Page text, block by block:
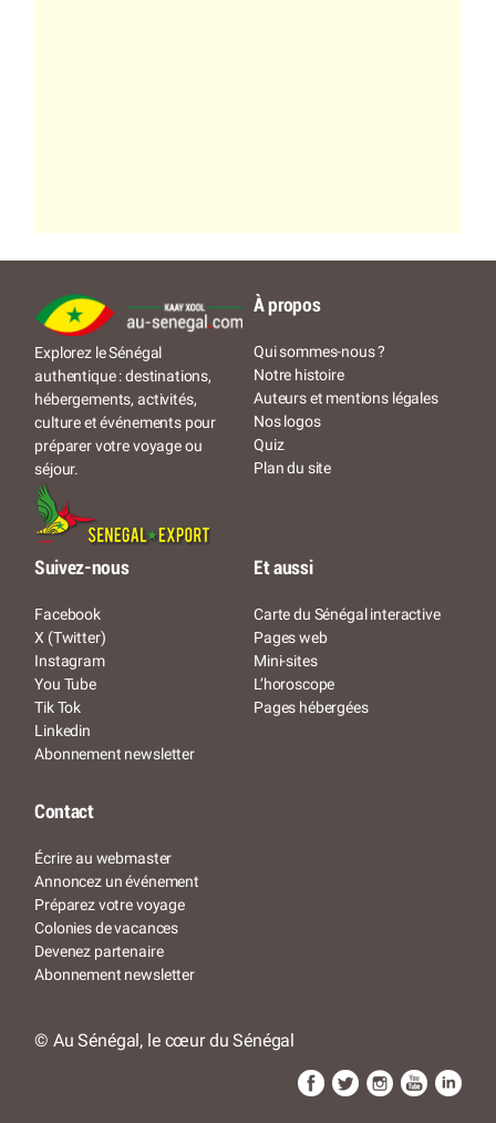
Explorez le Sénégal
authentique : destinations,
hébergements, activités,
culture et événements pour
préparer votre voyage ou
séjour.
À propos
Qui sommes-nous ?
Notre histoire
Auteurs et mentions légales
Nos logos
Quiz
Plan du site
Suivez-nous
Facebook
X (Twitter)
Instagram
You Tube
Tik Tok
Linkedin
Abonnement newsletter
Et aussi
Carte du Sénégal interactive
Pages web
Mini-sites
L’horoscope
Pages hébergées
Contact
Écrire au webmaster
Annoncez un événement
Préparez votre voyage
Colonies de vacances
Devenez partenaire
Abonnement newsletter
© Au Sénégal, le cœur du Sénégal